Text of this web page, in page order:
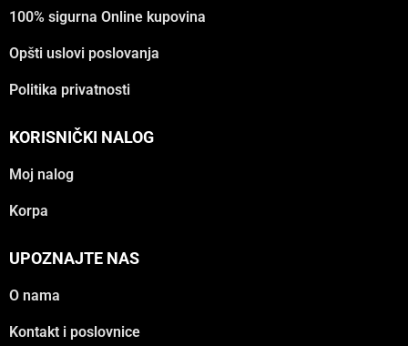
100% sigurna Online kupovina
Opšti uslovi poslovanja
Politika privatnosti
KORISNIČKI NALOG
Moj nalog
Korpa
UPOZNAJTE NAS
O nama
Kontakt i poslovnice